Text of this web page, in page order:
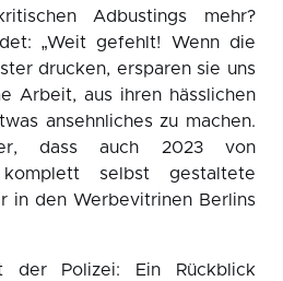
Adbustings mehr?
„Weit gefehlt! Wenn die
drucken, ersparen sie uns
Arbeit, aus ihren hässlichen
ansehnliches zu machen.
dass auch 2023 von
komplett selbst gestaltete
in den Werbevitrinen Berlins
der Polizei: Ein Rückblick